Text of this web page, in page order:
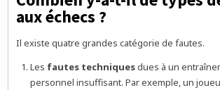
aux échecs ?
Il existe quatre grandes catégorie de fautes.
Les fautes techniquesdues à un
personnel insuffisant. Par exemple, un